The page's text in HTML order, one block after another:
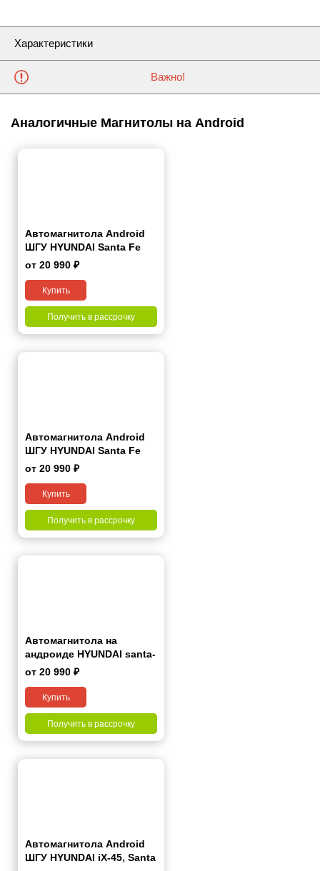
Характеристики
Важно!
Аналогичные Магнитолы на Android
Автомагнитола Android
ШГУ HYUNDAI Santa Fe
2006-2012 7"
от 20 990 ₽
Купить
Получить в рассрочку
Автомагнитола Android
ШГУ HYUNDAI Santa Fe
2006-2012 9"
от 20 990 ₽
Купить
Получить в рассрочку
Автомагнитола на
андроиде HYUNDAI santa-
FE 2000-2012
от 20 990 ₽
Купить
Получить в рассрочку
Автомагнитола Android
ШГУ HYUNDAI iX-45, Santa